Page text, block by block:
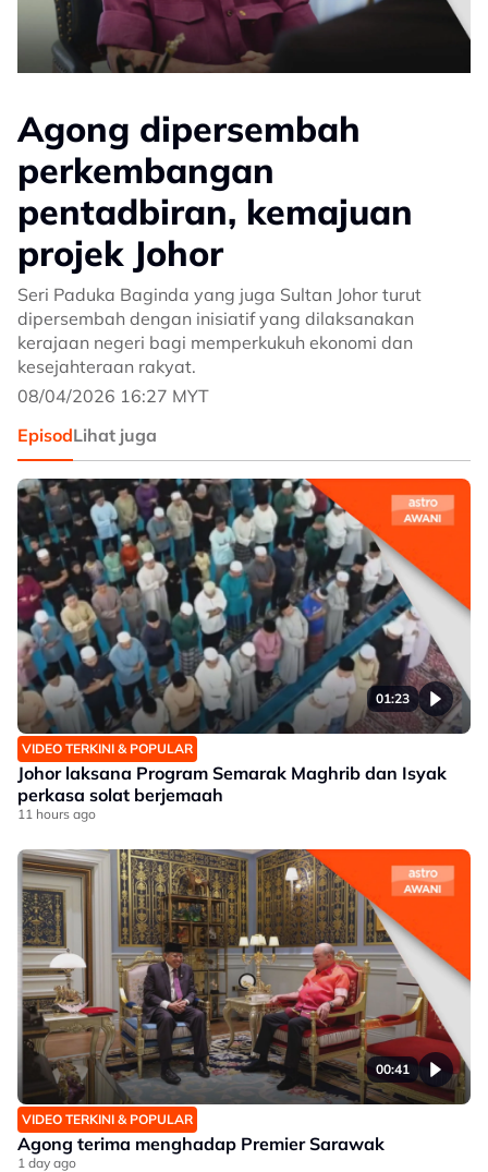
Agong dipersembah
perkembangan
pentadbiran, kemajuan
projek Johor
Seri Paduka Baginda yang juga Sultan Johor turut
dipersembah dengan inisiatif yang dilaksanakan
kerajaan negeri bagi memperkukuh ekonomi dan
kesejahteraan rakyat.
08/04/2026 16:27 MYT
EpisodLihat juga
01:23
VIDEO TERKINI & POPULAR
Johor laksana Program Semarak Maghrib dan Isyak
perkasa solat berjemaah
11 hours ago
00:41
VIDEO TERKINI & POPULAR
Agong terima menghadap Premier Sarawak
1 day ago